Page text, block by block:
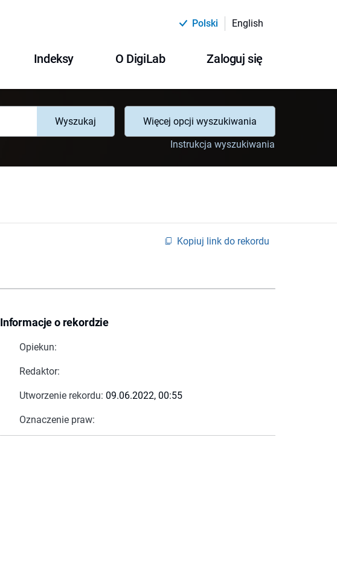
Polski English
Indeksy O DigiLab Zaloguj się
Wyszukaj
Więcej opcji wyszukiwania
Instrukcja wyszukiwania
Kopiuj link do rekordu
Informacje o rekordzie
Opiekun:
Redaktor:
Utworzenie rekordu: 09.06.2022, 00:55
Oznaczenie praw: